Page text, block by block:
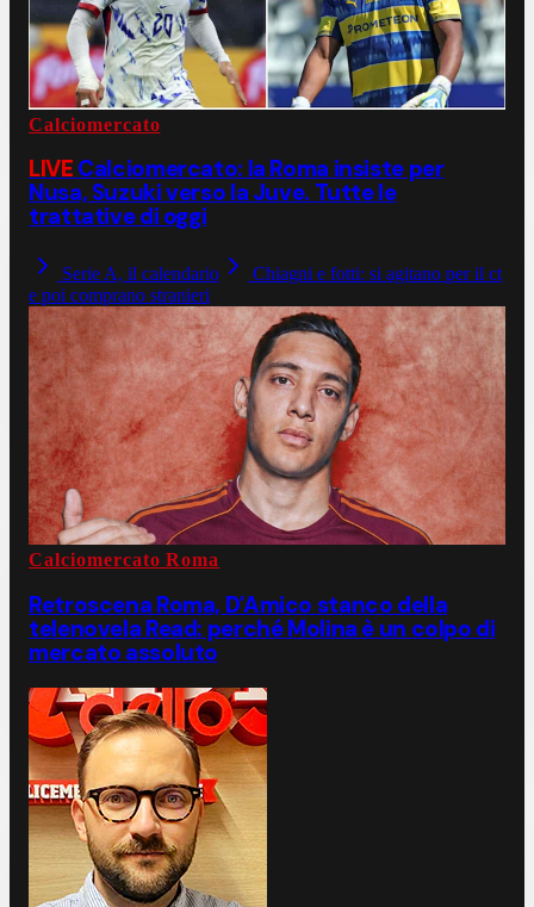
Calciomercato
LIVE Calciomercato: la Roma insiste per
Nusa, Suzuki verso la Juve. Tutte le
trattative di oggi
Serie A, il calendario
Chiagni e fotti: si agitano per il ct
e poi comprano stranieri
Calciomercato Roma
Retroscena Roma, D'Amico stanco della
telenovela Read: perché Molina è un colpo di
mercato assoluto